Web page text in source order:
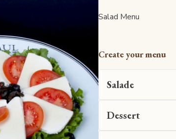
Salad Menu
Create your menu
Salade
Dessert